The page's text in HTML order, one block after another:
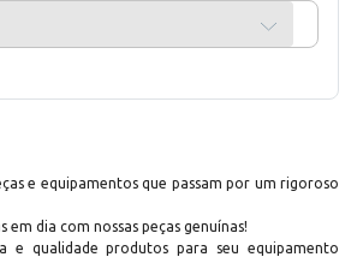
e equipamentos que passam por um rigoroso
em dia com nossas peças genuínas!
e qualidade produtos para seu equipamento